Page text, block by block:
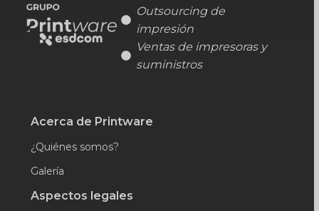
Outsourcing de
impresión
Ventas de impresoras y
suministros
Acerca de Printware
¿Quiénes somos?
Galería
Aspectos legales